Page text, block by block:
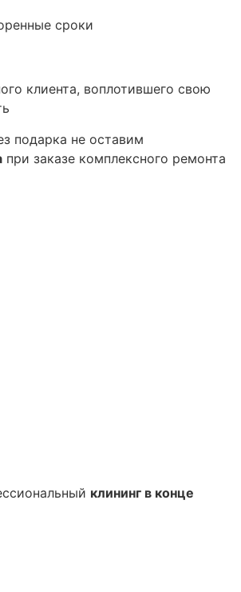
сроки
клиента, воплотившего свою
подарка не оставим
при заказе комплексного ремонта
клининг в конце